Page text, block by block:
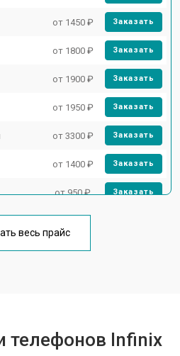
от 1450 ₽ Заказать
от 1800 ₽ Заказать
от 1900 ₽ Заказать
от 1950 ₽ Заказать
от 3300 ₽ Заказать
от 1400 ₽ Заказать
от 950 ₽ Заказать
от 3200 ₽
весь прайс
телефонов Infinix